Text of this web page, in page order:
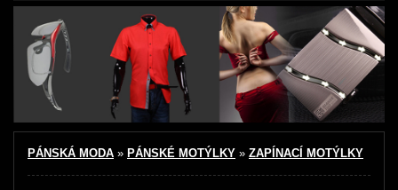
PÁNSKÁ MODA » PÁNSKÉ MOTÝLKY » ZAPÍNACÍ MOTÝLKY